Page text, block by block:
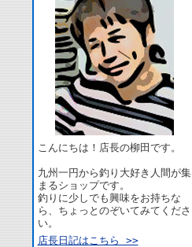
こんにちは！店長の柳田です。
九州一円から釣り大好き人間が集
まるショップです。
釣りに少しでも興味をお持ちな
ら、ちょっとのぞいてみてくださ
い。
店長日記はこちら >>